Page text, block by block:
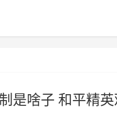
是啥子 和平精